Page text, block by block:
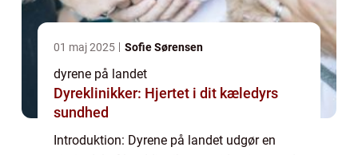
01 maj 2025 Sofie Sørensen
dyrene på landet
Dyreklinikker: Hjertet i dit kæledyrs
sundhed
Introduktion: Dyrene på landet udgør en